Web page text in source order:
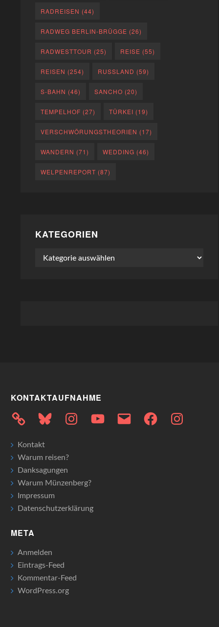
RADREISEN (44)
RADWEG BERLIN-BRÜGGE (26)
RADWESTTOUR (25) REISE (55)
REISEN (254) RUSSLAND (59)
S-BAHN (46) SANCHO (20)
TEMPELHOF (27) TÜRKEI (19)
VERSCHWÖRUNGSTHEORIEN (17)
WANDERN (71) WEDDING (46)
WELPENREPORT (87)
KATEGORIEN
Kategorien
KONTAKTAUFNAHME
Bluesky InstagramYouTubeE-
Mail
FacebookInstagram
Kontakt
Warum reisen?
Danksagungen
Warum Münzenberg?
Impressum
Datenschutzerklärung
META
Anmelden
Eintrags-Feed
Kommentar-Feed
WordPress.org